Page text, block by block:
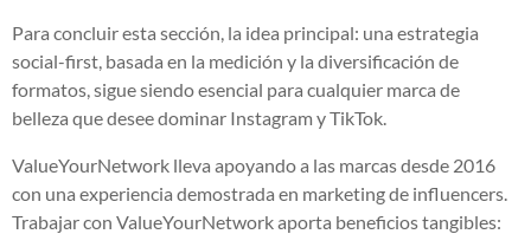
Para concluir esta sección, la idea principal: una estrategia
social-first, basada en la medición y la diversificación de
formatos, sigue siendo esencial para cualquier marca de
belleza que desee dominar Instagram y TikTok.
ValueYourNetwork lleva apoyando a las marcas desde 2016
con una experiencia demostrada en marketing de influencers.
Trabajar con ValueYourNetwork aporta beneficios tangibles: